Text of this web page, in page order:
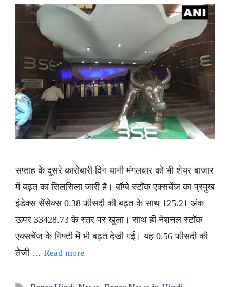
सप्ताह के दूसरे कारोबारी दिन यानी मंगलवार को भी शेयर बाजार
में बढ़त का सिलसिला जारी है। बॉम्बे स्टॉक एक्सचेंज का प्रमुख
इंडेक्स सेंसेक्स 0.38 फीसदी की बढ़त के साथ 125.21 अंक
ऊपर 33428.73 के स्तर पर खुला। साथ ही नेशनल स्टॉक
एक्सचेंज के निफ्टी में भी बढ़त देखी गई। यह 0.56 फीसदी की
तेजी … Read more